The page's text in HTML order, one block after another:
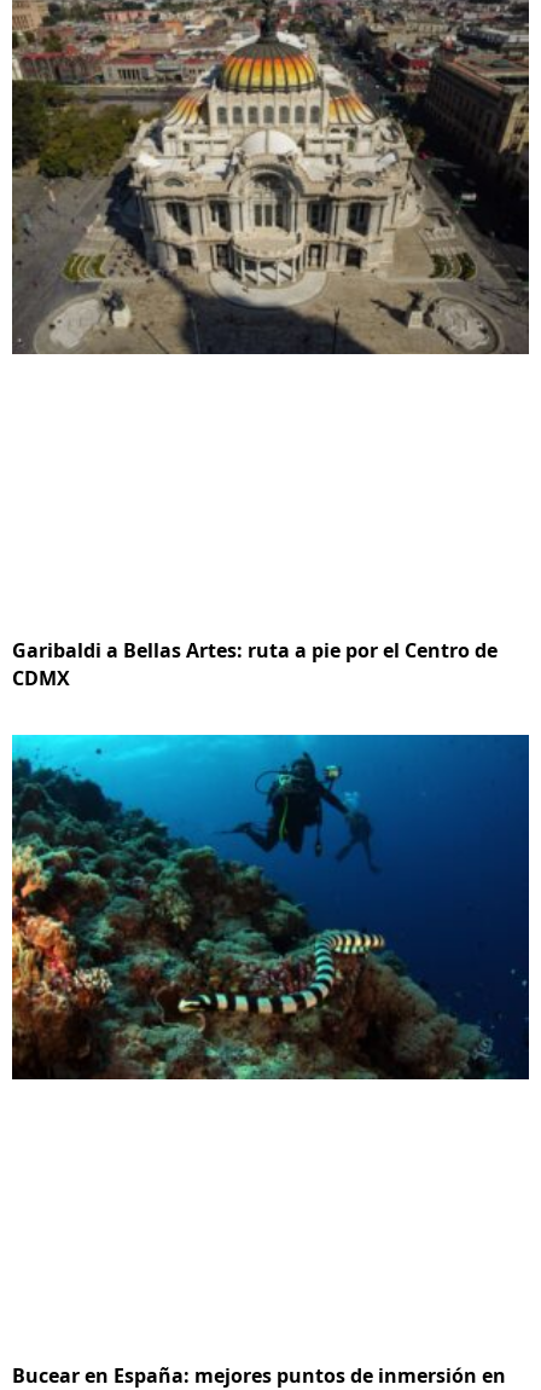
Garibaldi a Bellas Artes: ruta a pie por el Centro de
CDMX
Bucear en España: mejores puntos de inmersión en